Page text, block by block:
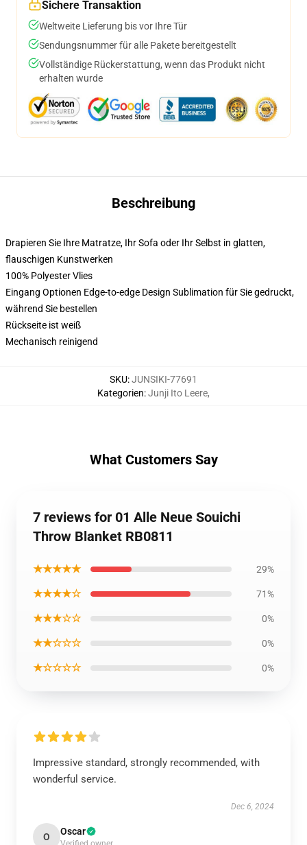
Sichere Transaktion
Weltweite Lieferung bis vor Ihre Tür
Sendungsnummer für alle Pakete bereitgestellt
Vollständige Rückerstattung, wenn das Produkt nicht
erhalten wurde
Beschreibung
Drapieren Sie Ihre Matratze, Ihr Sofa oder Ihr Selbst in glatten,
flauschigen Kunstwerken
100% Polyester Vlies
Eingang Optionen Edge-to-edge Design Sublimation für Sie gedruckt,
während Sie bestellen
Rückseite ist weiß
Mechanisch reinigend
SKU:JUNSIKI-77691
Kategorien:Junji Ito Leere,
What Customers Say
7 reviews for 01 Alle Neue Souichi
Throw Blanket RB0811
★★★★★ 29%
★★★★☆ 71%
★★★☆☆ 0%
★★☆☆☆ 0%
★☆☆☆☆ 0%
Impressive standard, strongly recommended, with
wonderful service.
Dec 6, 2024
O Oscar